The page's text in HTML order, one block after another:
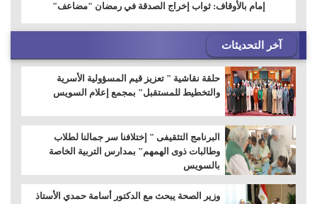
إمام بالأوقاف: ثواب إخراج الصدقة في رمضان "مضاعف"
آخر التحديثات
حلقة نقاشية " تعزيز قيم المسؤولية الأسرية
والتخطيط للمستقبل" بمجمع إعلام السويس
البرنامج التثقيفى " إختلافنا سر جمالنا لطلاب
وطالبات ذوى الهمهم" بمدارس التربية الخاصة
بالسويس
وزير الصحة يبحث مع الدكتور أسامة حمدي الأستاذ